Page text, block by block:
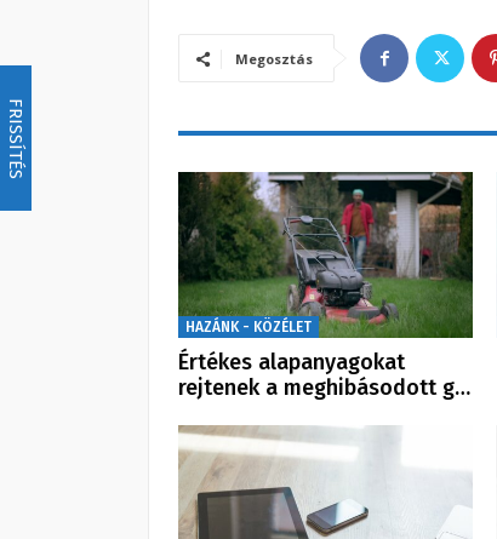
FRISSÍTÉS
Megosztás
HAZÁNK - KÖZÉLET
Értékes alapanyagokat
rejtenek a meghibásodott g…